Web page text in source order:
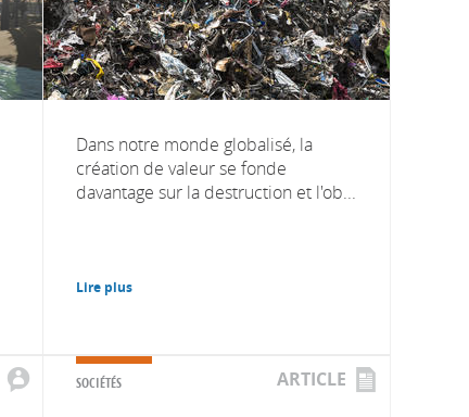
Dans notre monde globalisé, la
création de valeur se fonde
davantage sur la destruction et l'ob...
Lire plus
SOCIÉTÉS ARTICLE